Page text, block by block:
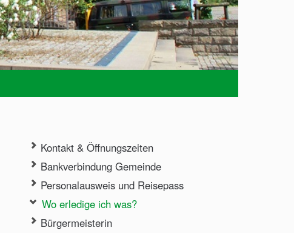
Kontakt & Öffnungszeiten
Bankverbindung Gemeinde
Personalausweis und Reisepass
Wo erledige ich was?
Bürgermeisterin